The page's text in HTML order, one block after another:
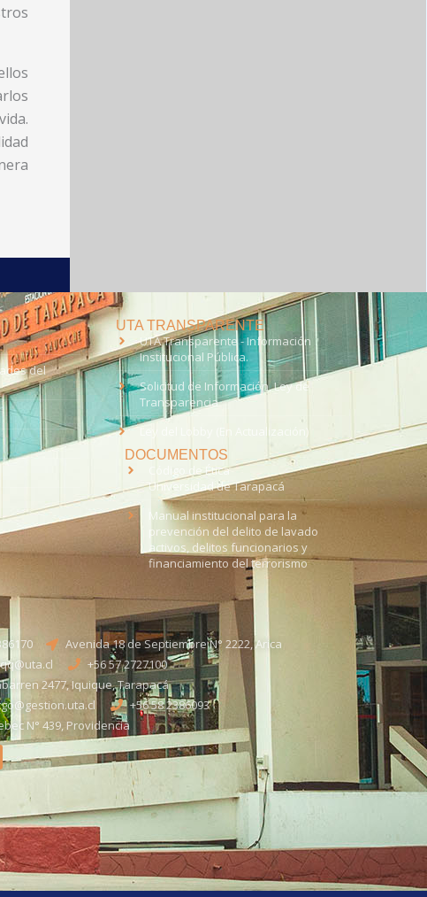
del
UTA TRANSPARENTE
UTA Transparente - Información
Institucional Pública.
Solicitud de Información, Ley de
Transparencia
Ley del Lobby (En Actualización)
DOCUMENTOS
Código de Ética
Universidad de Tarapacá
Manual institucional para la
prevención del delito de lavado
activos, delitos funcionarios y
financiamiento del terrorismo
Avenida 18 de Septiembre N° 2222, Arica
+56 57 2727100​
2477, Iquique, Tarapacá
+56 58 2386093
N° 439, Providencia